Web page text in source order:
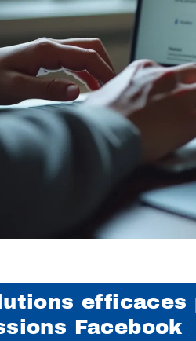
efficaces
Facebook